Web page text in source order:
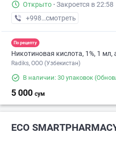
Открыто · Закроется в 22:58
+998 (77) XXX-XX-XX
смотреть
По рецепту
Никотиновая кислота, 1%, 1
Radiks, ООО (Узбекистан)
В наличии: 30 упаковок
5 000 сум
ECO